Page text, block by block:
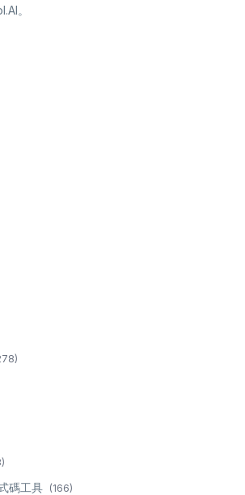
。
)
)
碼工具 (166)